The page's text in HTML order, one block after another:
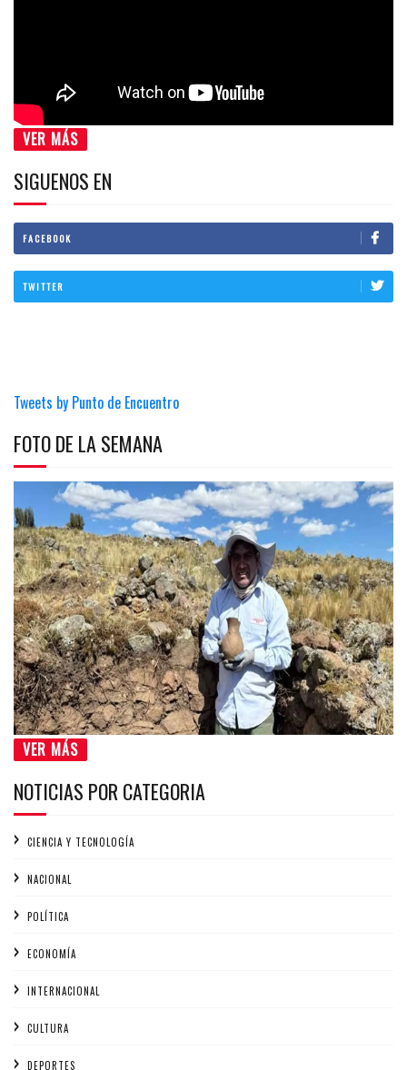
VER MÁS
SIGUENOS EN
FACEBOOK
TWITTER
Tweets by Punto de Encuentro
FOTO DE LA SEMANA
VER MÁS
NOTICIAS POR CATEGORIA
CIENCIA Y TECNOLOGÍA
NACIONAL
POLÍTICA
ECONOMÍA
INTERNACIONAL
CULTURA
DEPORTES